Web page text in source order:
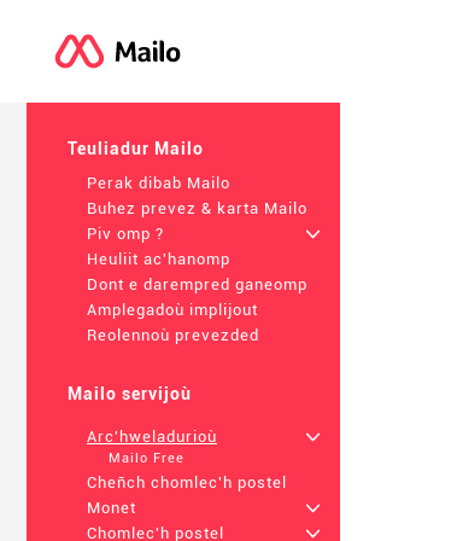
Teuliadur Mailo
Perak dibab Mailo
Buhez prevez & karta Mailo
Piv omp ?
+
Heuliit ac'hanomp
Dont e darempred ganeomp
Amplegadoù implijout
Reolennoù prevezded
Mailo servijoù
Arc'hweladurioù +
Mailo Free
Cheñch chomlec'h postel
Monet
+
Chomlec'h postel
+